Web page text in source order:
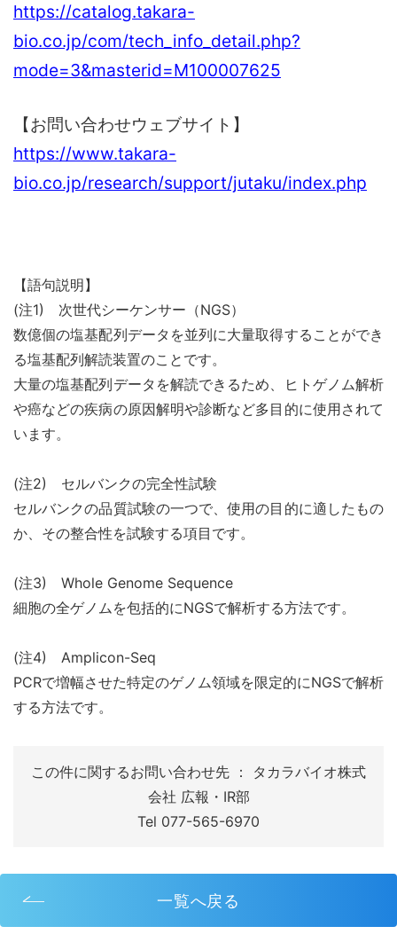
https://catalog.takara-
bio.co.jp/com/tech_info_detail.php?
mode=3&masterid=M100007625
【お問い合わせウェブサイト】
https://www.takara-
bio.co.jp/research/support/jutaku/index.php
【語句説明】
(注1) 次世代シーケンサー（NGS）
数億個の塩基配列データを並列に大量取得することができ
る塩基配列解読装置のことです。
大量の塩基配列データを解読できるため、ヒトゲノム解析
や癌などの疾病の原因解明や診断など多目的に使用されて
います。
(注2) セルバンクの完全性試験
セルバンクの品質試験の一つで、使用の目的に適したもの
か、その整合性を試験する項目です。
(注3) Whole Genome Sequence
細胞の全ゲノムを包括的にNGSで解析する方法です。
(注4) Amplicon-Seq
PCRで増幅させた特定のゲノム領域を限定的にNGSで解析
する方法です。
この件に関するお問い合わせ先 ： タカラバイオ株式
会社 広報・IR部
Tel 077-565-6970
一覧へ戻る